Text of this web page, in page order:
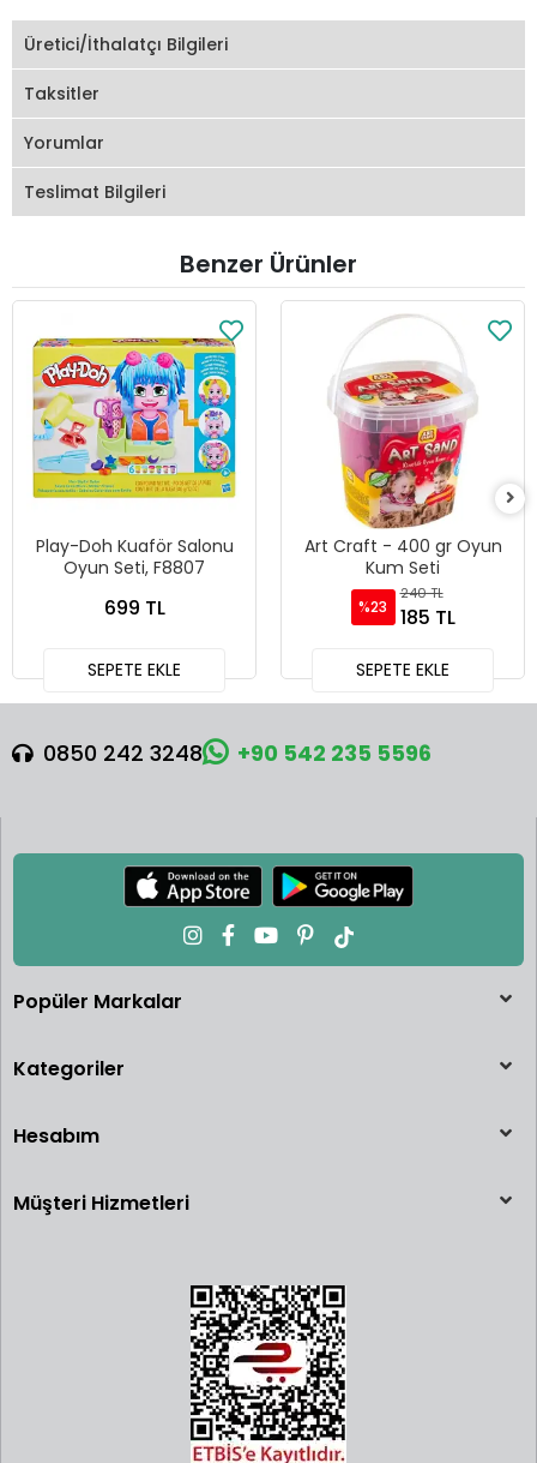
Üretici/İthalatçı Bilgileri
Taksitler
Yorumlar
Teslimat Bilgileri
Benzer Ürünler
Play-Doh Kuaför Salonu
Oyun Seti, F8807
699 TL
SEPETE EKLE
Art Craft - 400 gr Oyun
Kum Seti
%23
240 TL
185 TL
SEPETE EKLE
0850 242 3248 +90 542 235 5596
Popüler Markalar
Kategoriler
Hesabım
Müşteri Hizmetleri